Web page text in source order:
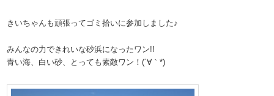
きいちゃんも頑張ってゴミ拾いに参加しました♪
みんなの力できれいな砂浜になったワン!!
青い海、白い砂、とっても素敵ワン！(´∀｀*)